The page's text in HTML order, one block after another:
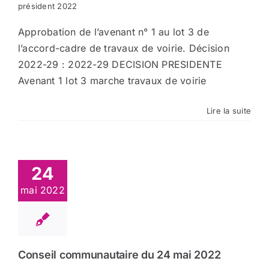
président 2022
Approbation de l’avenant n° 1 au lot 3 de
l’accord-cadre de travaux de voirie. Décision
2022-29 : 2022-29 DECISION PRESIDENTE
Avenant 1 lot 3 marche travaux de voirie
Lire la suite
24
mai 2022
Conseil communautaire du 24 mai 2022